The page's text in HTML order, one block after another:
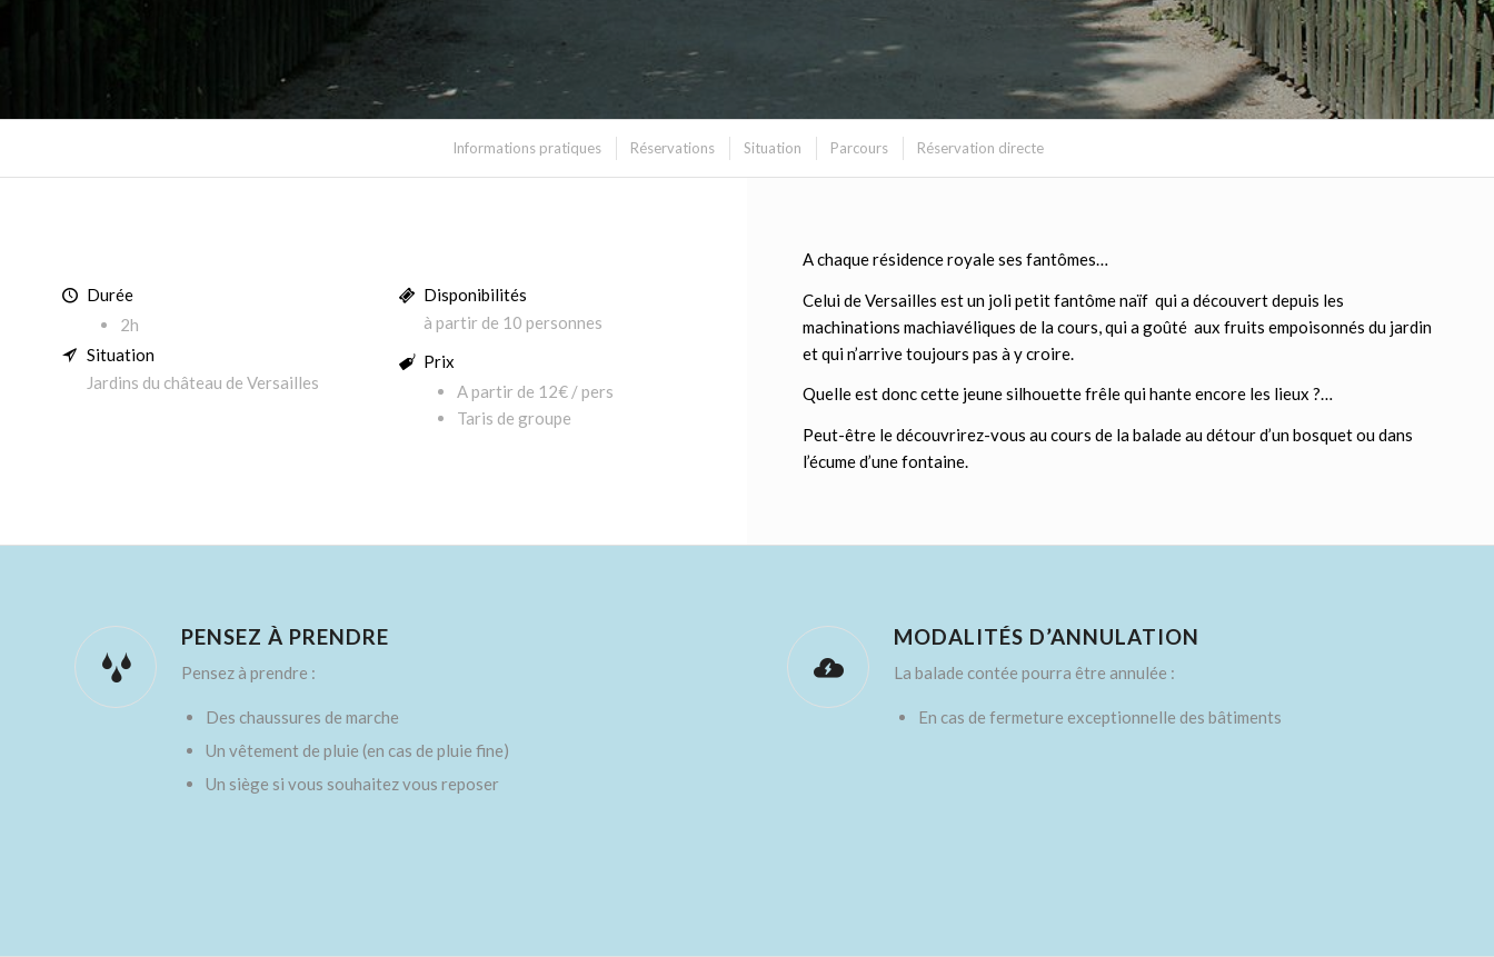
Informations pratiques Réservations Situation Parcours Réservation directe
Durée
2h
Situation
Jardins du château de Versailles
Disponibilités
à partir de 10 personnes
Prix
A partir de 12€ / pers
Taris de groupe
A chaque résidence royale ses fantômes…
Celui de Versailles est un joli petit fantôme naïf qui a découvert depuis les
machinations machiavéliques de la cours, qui a goûté aux fruits empoisonnés du jardin
et qui n’arrive toujours pas à y croire.
Quelle est donc cette jeune silhouette frêle qui hante encore les lieux ?…
Peut-être le découvrirez-vous au cours de la balade au détour d’un bosquet ou dans
l’écume d’une fontaine.
PENSEZ À PRENDRE
Pensez à prendre :
Des chaussures de marche
Un vêtement de pluie (en cas de pluie fine)
Un siège si vous souhaitez vous reposer
MODALITÉS D’ANNULATION
La balade contée pourra être annulée :
En cas de fermeture exceptionnelle des bâtiments